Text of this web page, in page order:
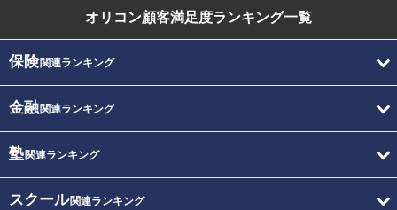
オリコン顧客満足度ランキング一覧
保険関連ランキング
金融関連ランキング
塾関連ランキング
スクール関連ランキング